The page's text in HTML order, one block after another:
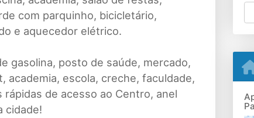
com parquinho, bicicletário,
e aquecedor elétrico.
gasolina, posto de saúde, mercado,
academia, escola, creche, faculdade,
de acesso ao Centro, anel
cidade!